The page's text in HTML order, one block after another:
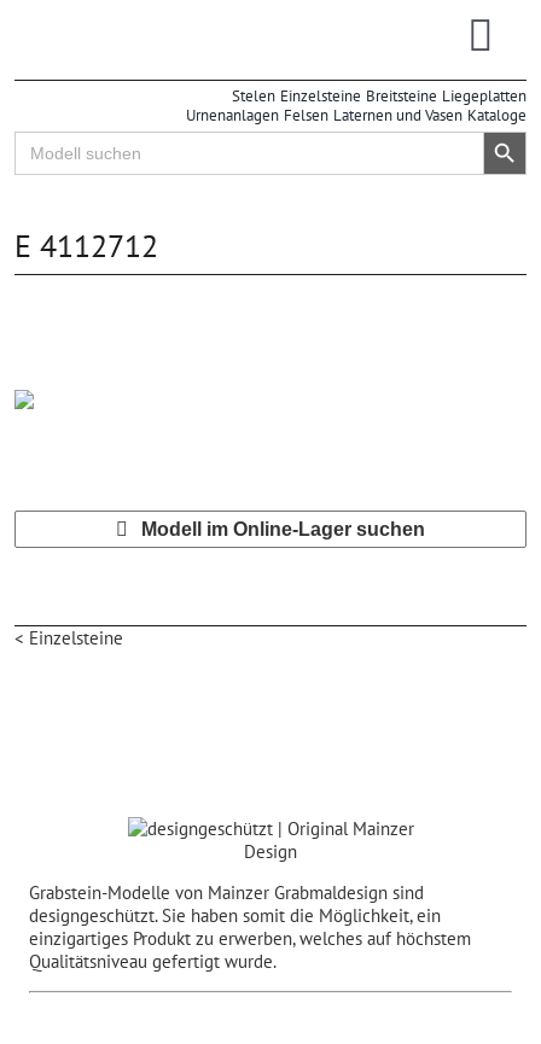
Stelen Einzelsteine Breitsteine Liegeplatten
Urnenanlagen Felsen Laternen und Vasen Kataloge
Search
for:
Search Button
E 4112712
Modell im Online-Lager suchen
< Einzelsteine
Grabstein-Modelle von Mainzer Grabmaldesign sind
designgeschützt. Sie haben somit die Möglichkeit, ein
einzigartiges Produkt zu erwerben, welches auf höchstem
Qualitätsniveau gefertigt wurde.